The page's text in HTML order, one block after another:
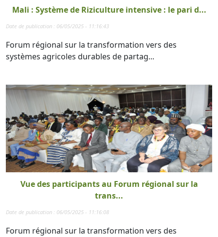
Mali : Système de Riziculture intensive : le pari d...
Date de publication : 06/05/2025 - 11:16:43
Forum régional sur la transformation vers des
systèmes agricoles durables de partag...
Vue des participants au Forum régional sur la
trans...
Date de publication : 06/05/2025 - 11:16:08
Forum régional sur la transformation vers des